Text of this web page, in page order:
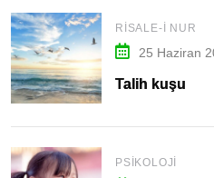
RISALE-I NUR
25 Haziran
Talih kuşu
PSIKOLOJI